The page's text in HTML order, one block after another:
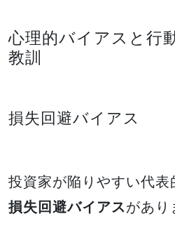
心理的バイアスと行
教訓
損失回避バイアス
投資家が陥りやすい代
損失回避バイアスがあり